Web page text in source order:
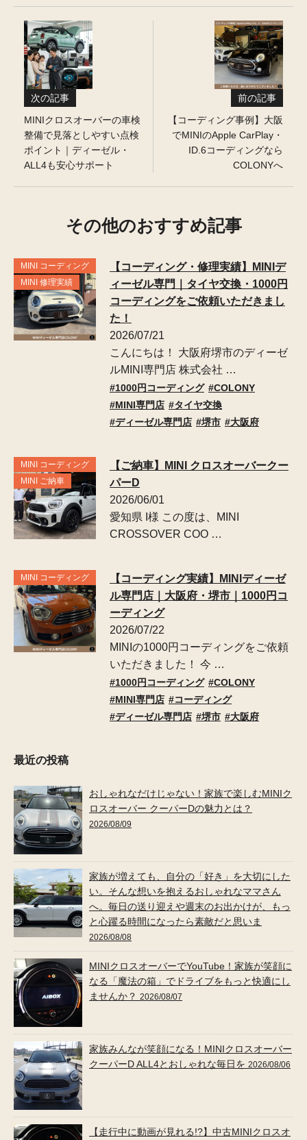
次の記事
MINIクロスオーバーの車検
整備で見落としやすい点検
ポイント｜ディーゼル・
ALL4も安心サポート
前の記事
【コーディング事例】大阪
でMINIのApple CarPlay・
ID.6コーディングなら
COLONYへ
その他のおすすめ記事
MINI コーディング
MINI 修理実績
【コーディング・修理実績】MINIデ
ィーゼル専門｜タイヤ交換・1000円
コーディングをご依頼いただきまし
た！
2026/07/21
こんにちは！ 大阪府堺市のディーゼ
ルMINI専門店 株式会社 …
1000円コーディング
COLONY
MINI専門店
タイヤ交換
ディーゼル専門店
堺市 大阪府
MINI コーディング
MINI ご納車
【ご納車】MINI クロスオーバークー
パーD
2026/06/01
愛知県 I様 この度は、MINI
CROSSOVER COO …
MINI コーディング
【コーディング実績】MINIディーゼ
ル専門店｜大阪府・堺市｜1000円コ
ーディング
2026/07/22
MINIの1000円コーディングをご依頼
いただきました！ 今 …
1000円コーディング
COLONY
MINI専門店
コーディング
ディーゼル専門店
堺市 大阪府
最近の投稿
おしゃれなだけじゃない！家族で楽しむMINIク
ロスオーバー クーパーDの魅力とは？
2026/08/09
家族が増えても、自分の「好き」を大切にした
い。そんな想いを抱えるおしゃれなママさん
へ。毎日の送り迎えや週末のお出かけが、もっ
と心躍る時間になったら素敵だと思いま
2026/08/08
MINIクロスオーバーでYouTube！家族が笑顔に
なる「魔法の箱」でドライブをもっと快適にし
ませんか？ 2026/08/07
家族みんなが笑顔になる！MINIクロスオーバー
クーパーD ALL4とおしゃれな毎日を 2026/08/06
【走行中に動画が見れる!?】中古MINIクロスオ